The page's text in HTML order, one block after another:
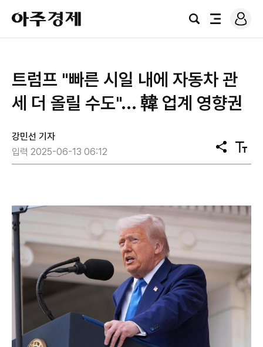
아
주
경
검
전
로
그
트럼프 "빠른 시일 내에 자동차 관
세 더 올릴 수도"... 韓 업계 영향권
강민선 기자
입력 2025-06-13 06:12
공
유
텍
스